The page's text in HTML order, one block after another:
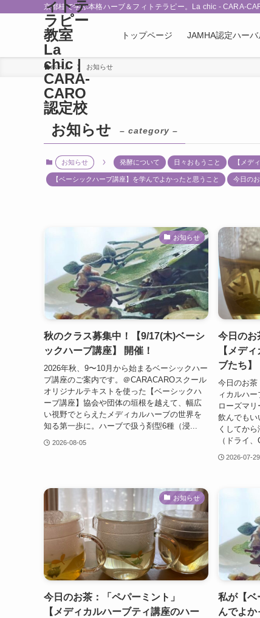
京都桂で学ぶ本格ハーブ＆フィトテラピー。La chic - CARA-
ィトテ
ラピー
教室
La
chic |
CARA-
CARO
認定校
トップページ JAMHA認定ハー
ホーム お知らせ
お知らせ – category –
お知らせ 発酵について 日々おもうこと 【メデ
【ベーシックハーブ講座】を学んでよかったと思うこと 今日の
お知らせ
秋のクラス募集中！【9/17(木)ベーシ
ックハーブ講座】 開催！
2026年秋、9〜10月から始まるベーシックハー
ブ講座のご案内です。＠CARACAROスクール
オリジナルテキストを使った【ベーシックハ
ーブ講座】協会や団体の垣根を越えて、幅広
い視野でとらえたメディカルハーブの世界を
知る第一歩に。ハーブで扱う剤型6種（浸...
2026-08-05
今日の
【メデ
ブたち】
今日のお茶
ィカルハ
ローズマ
飲んでもい
くしてか
（ドライ
2026-07-29
お知らせ
今日のお茶：「ペパーミント」
【メディカルハーブティ講座のハー
私が【ベ
んでよ